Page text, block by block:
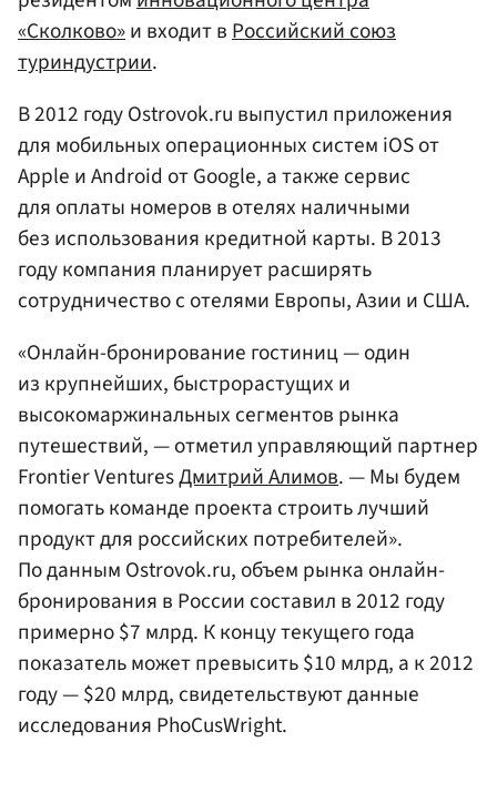
«Сколково»и входит вРоссийский союз
туриндустрии.
В 2012 году Ostrovok.ru выпустил приложения
для мобильных операционных систем iOS от
Apple и Android от Google, а также сервис
для оплаты номеров в отелях наличными
без использования кредитной карты. В 2013
году компания планирует расширять
сотрудничество с отелями Европы, Азии и США.
«Онлайн-бронирование гостиниц — один
из крупнейших, быстрорастущих и
высокомаржинальных сегментов рынка
путешествий, — отметил управляющий партнер
Frontier VenturesДмитрий Алимов. — Мы будем
помогать команде проекта строить лучший
продукт для российских потребителей».
По данным Ostrovok.ru, объем рынка онлайн-
бронирования в России составил в 2012 году
примерно $7 млрд. К концу текущего года
показатель может превысить $10 млрд, а к 2012
году — $20 млрд, свидетельствуют данные
исследования PhoCusWright.